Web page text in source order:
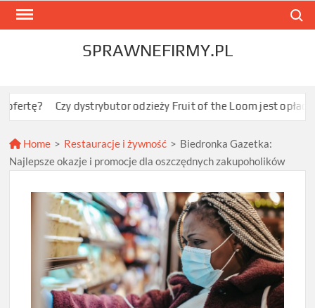
Skip
SPRAWNEFIRMY.PL
Czy dystrybutor odzieży Fruit of the Loom jest opłacalny dla
Home > Restauracje i żywność > Biedronka Gazetka:
Najlepsze okazje i promocje dla oszczędnych zakupoholików